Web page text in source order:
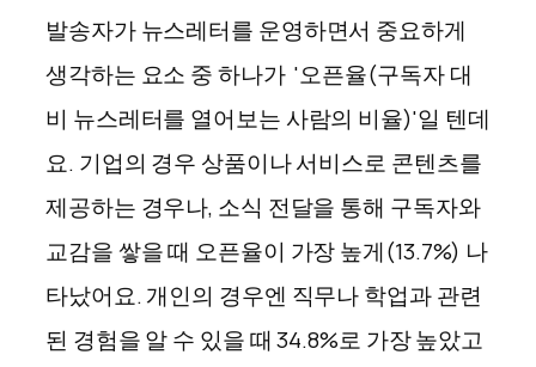
발송자가 뉴스레터를 운영하면서 중요하게
생각하는 요소 중 하나가 '오픈율(구독자 대
비 뉴스레터를 열어보는 사람의 비율)'일 텐데
요. 기업의 경우 상품이나 서비스로 콘텐츠를
제공하는 경우나, 소식 전달을 통해 구독자와
교감을 쌓을 때 오픈율이 가장 높게(13.7%) 나
타났어요. 개인의 경우엔 직무나 학업과 관련
된 경험을 알 수 있을 때 34.8%로 가장 높았고